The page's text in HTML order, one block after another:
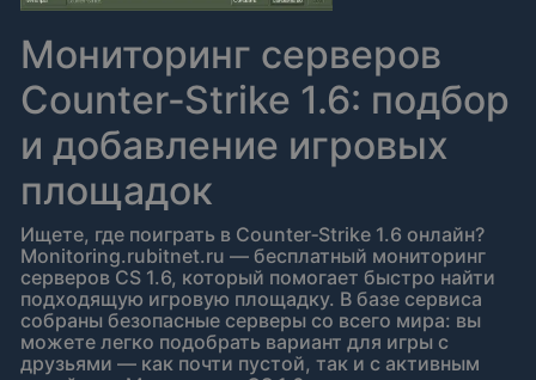
Мониторинг серверов
Counter‑Strike 1.6: подбор
и добавление игровых
площадок
Ищете, где поиграть в Counter‑Strike 1.6 онлайн?
Monitoring.rubitnet.ru — бесплатный мониторинг
серверов CS 1.6, который помогает быстро найти
подходящую игровую площадку. В базе сервиса
собраны безопасные серверы со всего мира: вы
можете легко подобрать вариант для игры с
друзьями — как почти пустой, так и с активным